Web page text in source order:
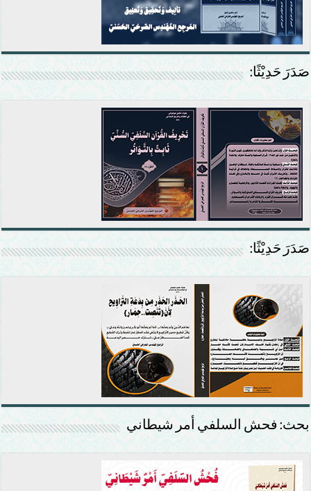
صَدَرَ حَدِيْثًا:
صَدَرَ حَدِيْثًا:
بحث: فحش السلفي أمر شيطاني